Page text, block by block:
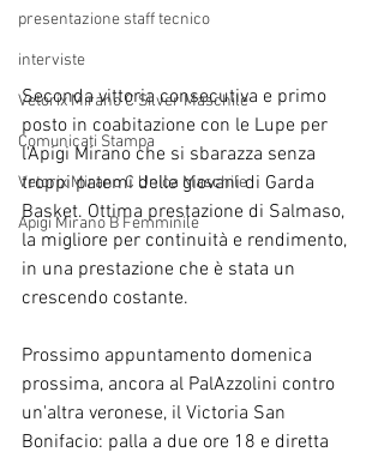
presentazione staff tecnico
interviste
Vetorix Mirano C Silver Maschile
Comunicati Stampa
Vetorix Mirano C Unica Maschile
Apigi Mirano B Femminile
Seconda vittoria consecutiva e primo
posto in coabitazione con le Lupe per
l'Apigi Mirano che si sbarazza senza
troppi patemi delle giovani di Garda
Basket. Ottima prestazione di Salmaso,
la migliore per continuità e rendimento,
in una prestazione che è stata un
crescendo costante.
Prossimo appuntamento domenica
prossima, ancora al PalAzzolini contro
un'altra veronese, il Victoria San
Bonifacio: palla a due ore 18 e diretta